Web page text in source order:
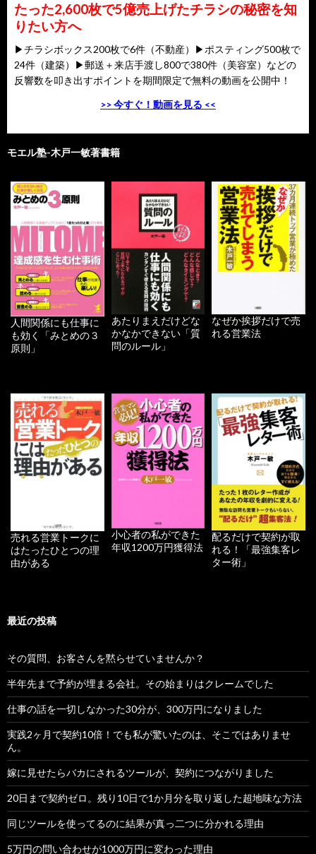
たった2,600枚で5億売上げたチラシの秘密を知
りたい方へ
▶チラシボックス200枚で6件（不動産）▶ポスティング500枚で
24件（建築）▶郵送＋来店手渡し800で380件（美容室）などの
反響数を叩き出すポイントを期間限定で無料の動画を公開中！
>> 今すぐ！動画を見る <<
モエル塾-木戸一敏著書籍
人間関係にも仕事に
も効く「みとめの３
原則」
あたりまえだけどな
かなかできない「質
問のルール」
なぜか挨拶だけで売
れる営業法
売れる営業トークに
はたったひとつの理
由がある
小心者の私ができた
年収1200万円獲得法
配るだけで契約が取
れる！「最強集客レ
ター術」
最近の投稿
その質問、お客さんを黙らせていませんか？
半年先まで予約が埋まる会社。その始まりはクレームでした
仕事の話を一切しなかった30分が、300万円になりました
実践2ヶ月で契約10倍！でも私が驚いたのは、そこではありませ
ん。
嫁に見せたらバカにされるツールが、契約につながりました
20日まで契約ゼロ。残り10日で1か月分を取り返した超地味な方法
同じツールを使ってるのに結果が真っ二つに分かれる理由
5万円の問い合わせが1000万円に変わった理由